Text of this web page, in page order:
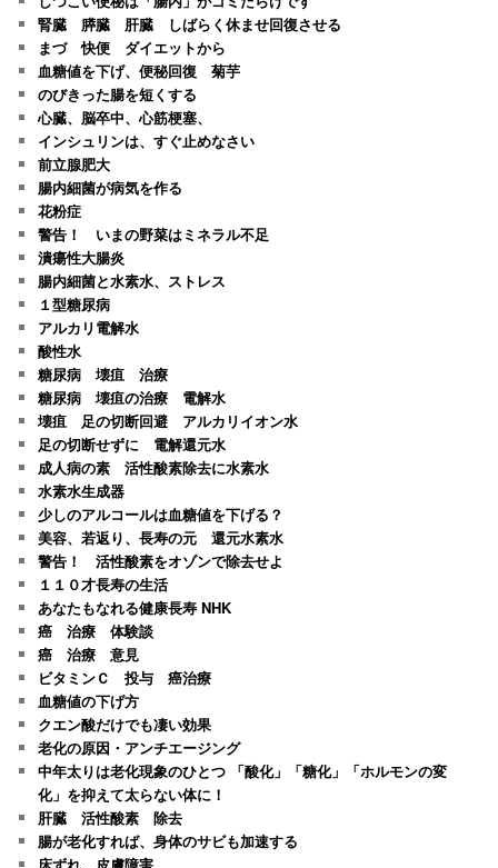
腎臓 膵臓 肝臓 しばらく休ませ回復させる
まづ 快便 ダイエットから
血糖値を下げ、便秘回復 菊芋
のびきった腸を短くする
心臓、脳卒中、心筋梗塞、
インシュリンは、すぐ止めなさい
前立腺肥大
腸内細菌が病気を作る
花粉症
警告！ いまの野菜はミネラル不足
潰瘍性大腸炎
腸内細菌と水素水、ストレス
１型糖尿病
アルカリ電解水
酸性水
糖尿病 壊疽 治療
糖尿病 壊疽の治療 電解水
壊疽 足の切断回避 アルカリイオン水
足の切断せずに 電解還元水
成人病の素 活性酸素除去に水素水
水素水生成器
少しのアルコールは血糖値を下げる？
美容、若返り、長寿の元 還元水素水
警告！ 活性酸素をオゾンで除去せよ
１１０才長寿の生活
あなたもなれる健康長寿 NHK
癌 治療 体験談
癌 治療 意見
ビタミンＣ 投与 癌治療
血糖値の下げ方
クエン酸だけでも凄い効果
老化の原因・アンチエージング
中年太りは老化現象のひとつ 「酸化」「糖化」「ホルモンの変
化」を抑えて太らない体に！
肝臓 活性酸素 除去
腸が老化すれば、身体のサビも加速する